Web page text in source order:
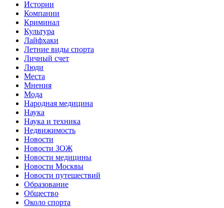
Истории
Компании
Криминал
Культура
Лайфхаки
Летние виды спорта
Личный счет
Люди
Места
Мнения
Мода
Народная медицина
Наука
Наука и техника
Недвижимость
Новости
Новости ЗОЖ
Новости медицины
Новости Москвы
Новости путешествий
Образование
Общество
Около спорта